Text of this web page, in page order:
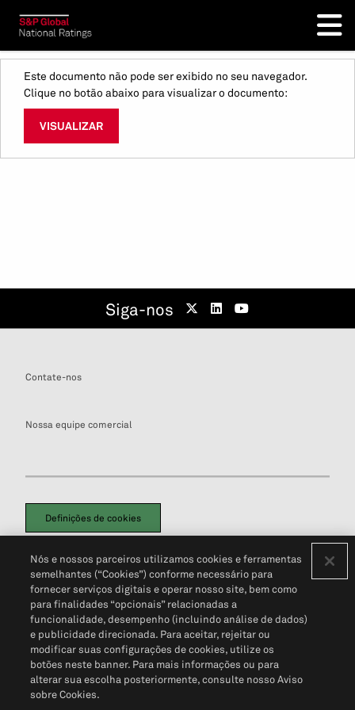
Este documento não pode ser exibido no seu navegador.
Clique no botão abaixo para visualizar o documento:
VISUALIZAR
Siga-nos
Contate-nos
Nossa equipe comercial
Definições de cookies
Política de PrivacidadePortal de privacidade do cliente (em inglês)
Não Venda Minhas Informações Pessoais© 2026 S&P Global
Nós e nossos parceiros utilizamos cookies e ferramentas
semelhantes (“Cookies”) conforme necessário para
fornecer serviços digitais e operar nosso site, bem como
para finalidades “opcionais” relacionadas a
funcionalidade, desempenho (incluindo análise de dados)
e publicidade direcionada. Para aceitar, rejeitar ou
modificar suas configurações de cookies, utilize os
botões neste banner. Para mais informações ou para
alterar sua escolha posteriormente, consulte nosso Aviso
sobre Cookies.